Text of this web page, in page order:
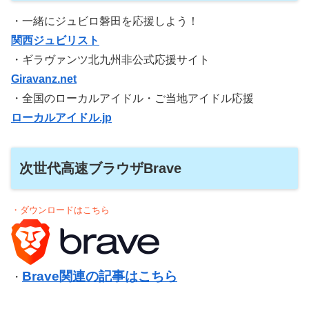
・一緒にジュビロ磐田を応援しよう！
関西ジュビリスト
・ギラヴァンツ北九州非公式応援サイト
Giravanz.net
・全国のローカルアイドル・ご当地アイドル応援
ローカルアイドル.jp
次世代高速ブラウザBrave
・ダウンロードはこちら
・ Brave関連の記事はこちら